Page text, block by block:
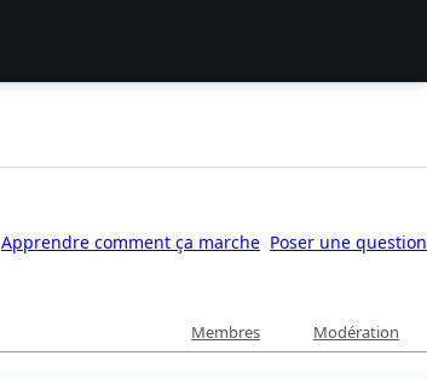
Apprendre comment ça marche Poser une question
Membres Modération